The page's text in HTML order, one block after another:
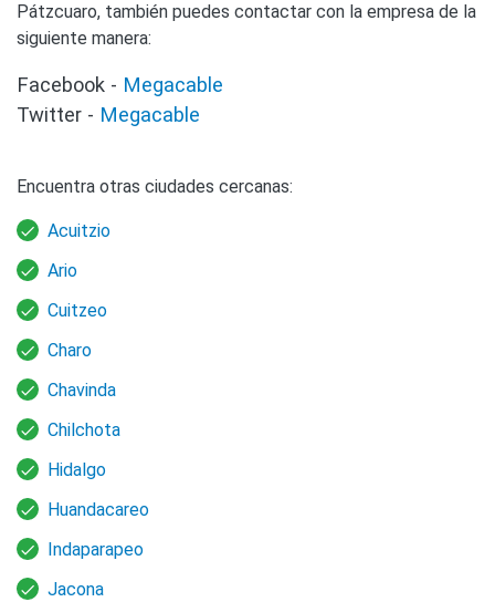
Pátzcuaro, también puedes contactar con la empresa de la
siguiente manera:
Facebook - Megacable
Twitter - Megacable
Encuentra otras ciudades cercanas:
Acuitzio
Ario
Cuitzeo
Charo
Chavinda
Chilchota
Hidalgo
Huandacareo
Indaparapeo
Jacona